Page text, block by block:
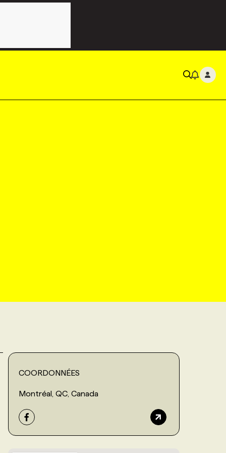
COORDONNÉES
Montréal, QC, Canada